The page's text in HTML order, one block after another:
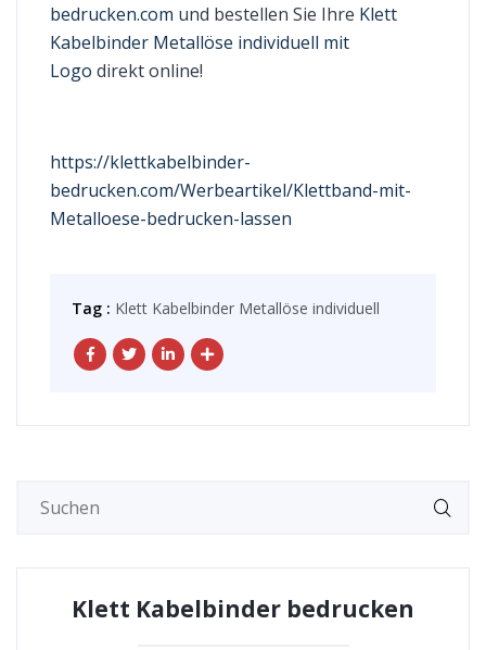
bedrucken.com und bestellen Sie Ihre Klett
Kabelbinder Metallöse individuell mit
Logo direkt online!
https://klettkabelbinder-
bedrucken.com/Werbeartikel/Klettband-mit-
Metalloese-bedrucken-lassen
Tag : Klett Kabelbinder Metallöse individuell
Klett Kabelbinder bedrucken